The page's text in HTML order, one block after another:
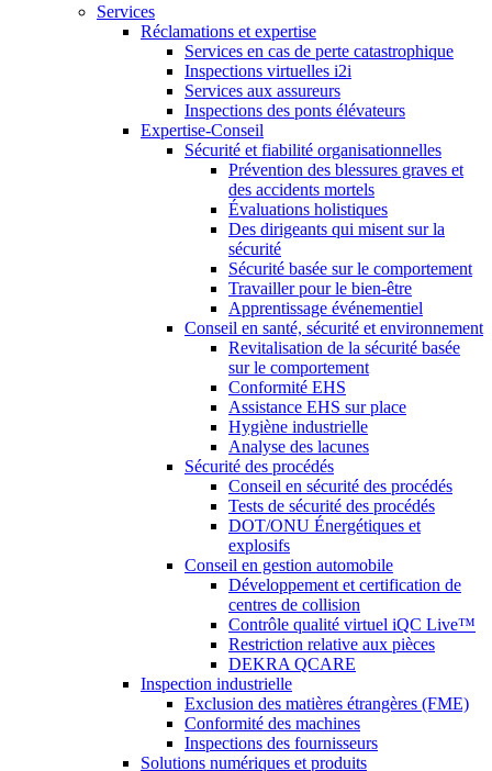
Services
Réclamations et expertise
Services en cas de perte catastrophique
Inspections virtuelles i2i
Services aux assureurs
Inspections des ponts élévateurs
Expertise-Conseil
Sécurité et fiabilité organisationnelles
Prévention des blessures graves et
des accidents mortels
Évaluations holistiques
Des dirigeants qui misent sur la
sécurité
Sécurité basée sur le comportement
Travailler pour le bien-être
Apprentissage événementiel
Conseil en santé, sécurité et environnement
Revitalisation de la sécurité basée
sur le comportement
Conformité EHS
Assistance EHS sur place
Hygiène industrielle
Analyse des lacunes
Sécurité des procédés
Conseil en sécurité des procédés
Tests de sécurité des procédés
DOT/ONU Énergétiques et
explosifs
Conseil en gestion automobile
Développement et certification de
centres de collision
Contrôle qualité virtuel iQC Live™
Restriction relative aux pièces
DEKRA QCARE
Inspection industrielle
Exclusion des matières étrangères (FME)
Conformité des machines
Inspections des fournisseurs
Solutions numériques et produits